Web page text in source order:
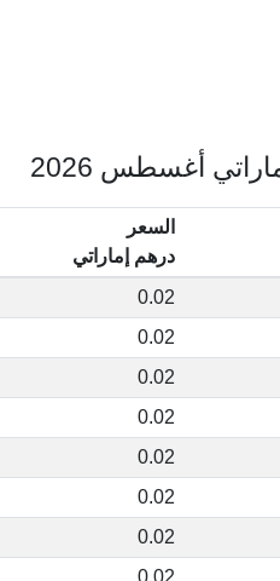
السعر
درهم إماراتي
0.02
0.02
0.02
0.02
0.02
0.02
0.02
0.02